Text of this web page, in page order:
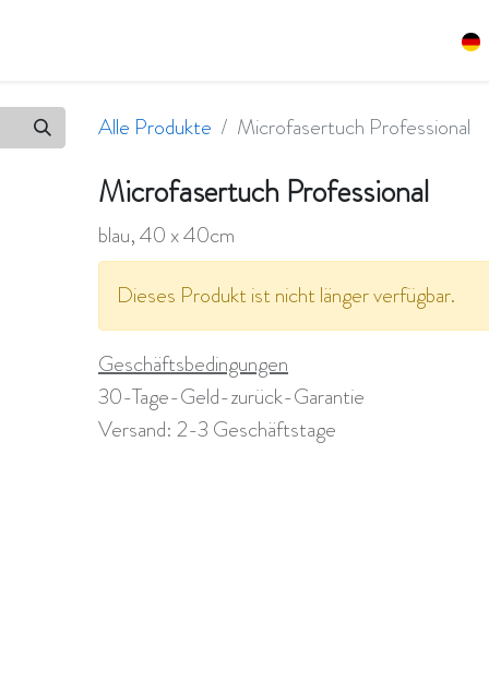
Alle Produkte Microfasertuch Professional
Microfasertuch Professional
blau, 40 x 40cm
Dieses Produkt ist nicht länger verfügbar.
Geschäftsbedingungen
30-Tage-Geld-zurück-Garantie
Versand: 2-3 Geschäftstage